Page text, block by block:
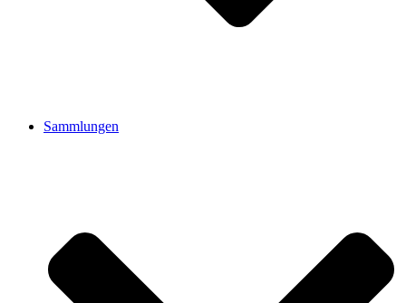
Sammlungen